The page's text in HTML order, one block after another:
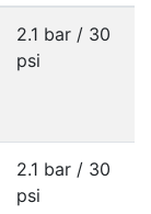
2.1 bar / 30
psi
2.1 bar / 30
psi